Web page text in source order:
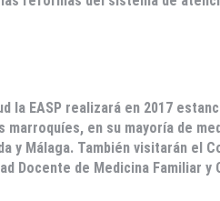
la EASP realizará en 2017
en su mayoría de
y Málaga. También visitarán el
Docente de Medicina Familiar y